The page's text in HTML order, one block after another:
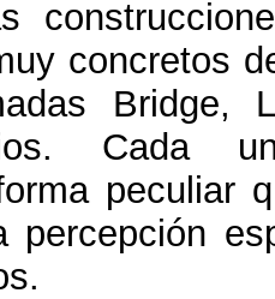
concretos
Bridge,
. Cada
peculiar
percepción
.